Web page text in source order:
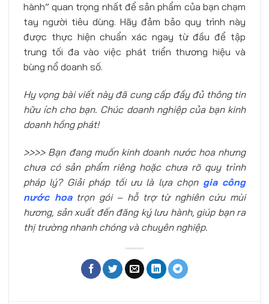
hành” quan trọng nhất để sản phẩm của bạn chạm
tay người tiêu dùng. Hãy đảm bảo quy trình này
được thực hiện chuẩn xác ngay từ đầu để tập
trung tối đa vào việc phát triển thương hiệu và
bùng nổ doanh số.
Hy vọng bài viết này đã cung cấp đầy đủ thông tin
hữu ích cho bạn. Chúc doanh nghiệp của bạn kinh
doanh hồng phát!
>>>> Bạn đang muốn kinh doanh nước hoa nhưng
chưa có sản phẩm riêng hoặc chưa rõ quy trình
pháp lý? Giải pháp tối ưu là lựa chọn gia công
nước hoatrọn gói – hỗ trợ từ nghiên cứu mùi
hương, sản xuất đến đăng ký lưu hành, giúp bạn ra
thị trường nhanh chóng và chuyên nghiệp.